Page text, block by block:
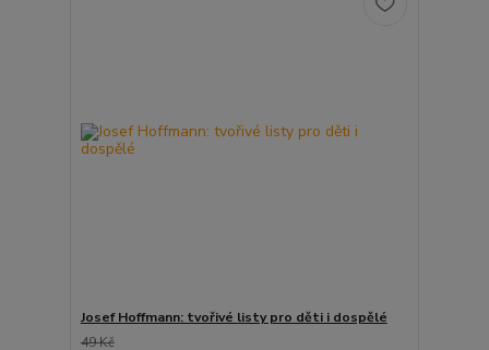
Josef Hoffmann: tvořivé listy pro děti i dospělé
49 Kč